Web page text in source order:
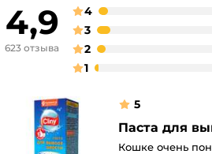
4,9
623 отзыва
4
3
2
1
5
Паста для
Кошке очень